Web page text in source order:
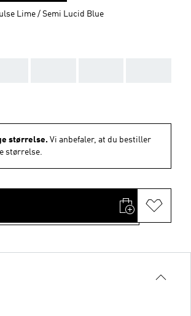
Lime / Semi Lucid Blue
størrelse. Vi anbefaler, at du bestiller
størrelse.